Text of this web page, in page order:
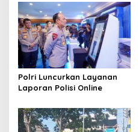
Polri Luncurkan Layanan
Laporan Polisi Online